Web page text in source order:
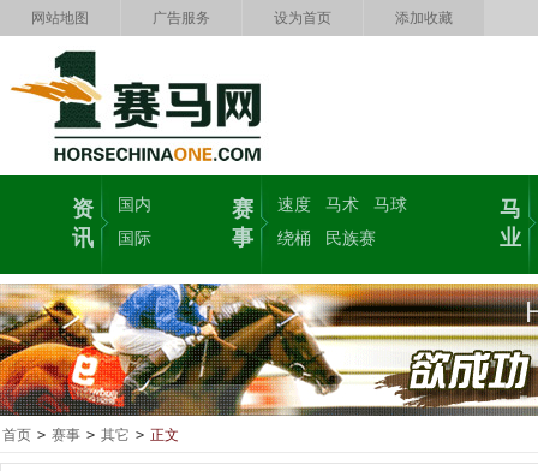
网站地图 广告服务 设为首页 添加收藏
资
讯
国内
国际
赛
事
速度 马术
马球
绕桶
民族赛
马
业
首页 > 赛事 > 其它 > 正文